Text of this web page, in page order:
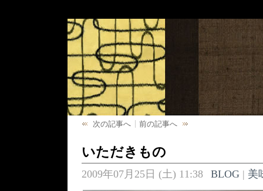
次の記事へ 前の記事へ
いただきもの
2009年07月25日 (土) 11:38 BLOG| 美